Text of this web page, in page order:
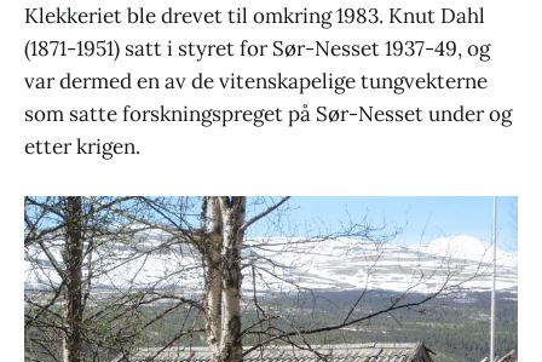
Klekkeriet ble drevet til omkring 1983. Knut Dahl
(1871-1951) satt i styret for Sør-Nesset 1937-49, og
var dermed en av de vitenskapelige tungvekterne
som satte forskningspreget på Sør-Nesset under og
etter krigen.